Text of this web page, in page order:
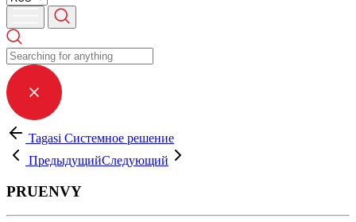
Tagasi Системное решение
ПредыдущийСледующий
PRUENVY